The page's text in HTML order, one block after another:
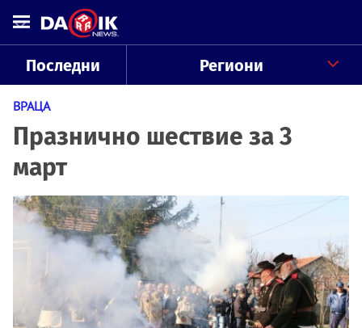
Последни Региони
ВРАЦА
Празнично шествие за 3
март